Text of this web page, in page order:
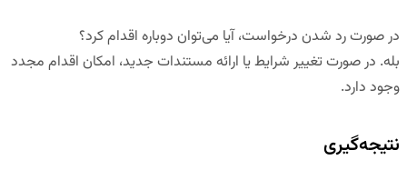
در صورت رد شدن درخواست، آیا می‌توان دوباره اقدام کرد؟
بله. در صورت تغییر شرایط یا ارائه مستندات جدید، امکان اقدام مجدد
وجود دارد.
نتیجه‌گیری